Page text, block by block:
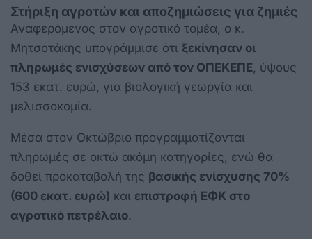
Στήριξη αγροτών και αποζημιώσεις για ζημιές
Αναφερόμενος στον αγροτικό τομέα, ο κ.
Μητσοτάκης υπογράμμισε ότι ξεκίνησαν οι
πληρωμές ενισχύσεων από τον ΟΠΕΚΕΠΕ, ύψους
153 εκατ. ευρώ, για βιολογική γεωργία και
μελισσοκομία.
Μέσα στον Οκτώβριο προγραμματίζονται
πληρωμές σε οκτώ ακόμη κατηγορίες, ενώ θα
δοθεί προκαταβολή της βασικής ενίσχυσης 70%
(600 εκατ. ευρώ) και επιστροφή ΕΦΚ στο
αγροτικό πετρέλαιο.